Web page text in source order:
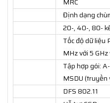
Định dạng
20-, 40-, 80-
Tốc độ dữ liệu
MHz với 5
Tập hợp gói:
MSDU (truyền
DFS 802.11